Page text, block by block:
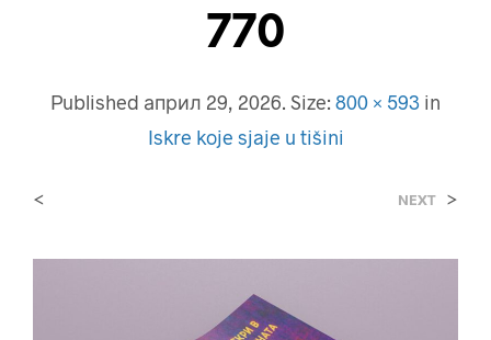
770
Published април 29, 2026. Size: 800 × 593 in
Iskre koje sjaje u tišini
< NEXT >